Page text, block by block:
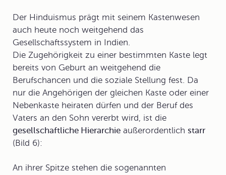
Der Hinduismus prägt mit seinem Kastenwesen
auch heute noch weitgehend das
Gesellschaftssystem in Indien.
Die Zugehörigkeit zu einer bestimmten Kaste legt
bereits von Geburt an weitgehend die
Berufschancen und die soziale Stellung fest. Da
nur die Angehörigen der gleichen Kaste oder einer
Nebenkaste heiraten dürfen und der Beruf des
Vaters an den Sohn vererbt wird, ist die
gesellschaftliche Hierarchie außerordentlich starr
(Bild 6):
An ihrer Spitze stehen die sogenannten